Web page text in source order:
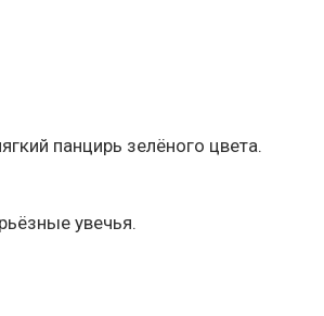
панцирь зелёного цвета.
увечья.